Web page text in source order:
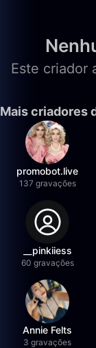
Este criador
Mais criadores
promobot.live
137 gravações
__pinkiiess
60 gravações
Annie Felts
3 gravações